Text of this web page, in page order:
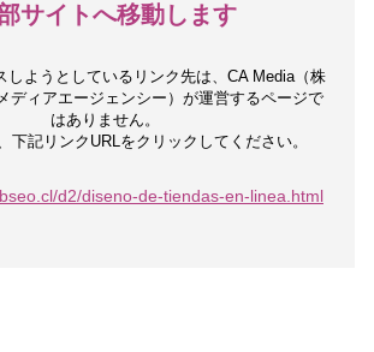
サイトへ移動します
しようとしているリンク先は、 CA Media（株
ディアエージェンシー）が運営するページで
はありません。
下記リンクURLをクリックしてください。
d2/diseno-de-tiendas-en-linea.html